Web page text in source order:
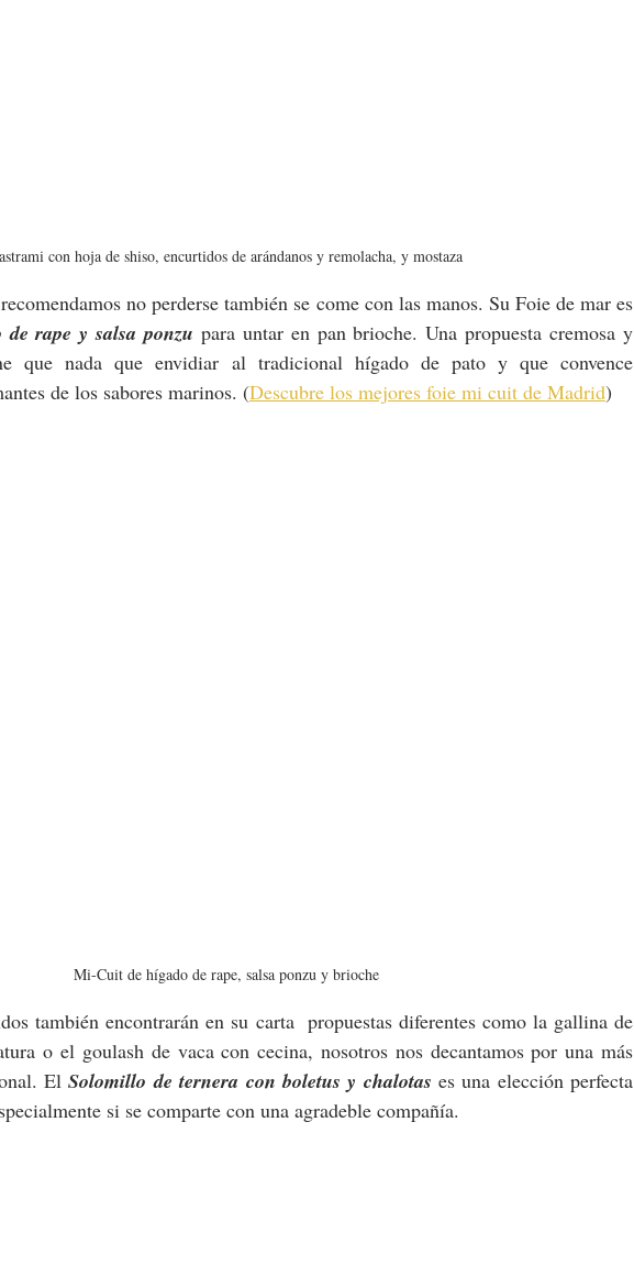
con hoja de shiso, encurtidos de arándanos y remolacha, y mostaza
no perderse también se come con las manos. Su Foie de mar es
rape y salsa ponzu para untar en pan brioche. Una propuesta cremosa y
que nada que envidiar al tradicional hígado de pato y que convence
de los sabores marinos. (Descubre los mejores foie mi cuit de Madrid)
Mi-Cuit de hígado de rape, salsa ponzu y brioche
también encontrarán en su carta  propuestas diferentes como la gallina de
o el goulash de vaca con cecina, nosotros nos decantamos por una más
El Solomillo de ternera con boletus y chalotas es una elección perfecta
si se comparte con una agradeble compañía.